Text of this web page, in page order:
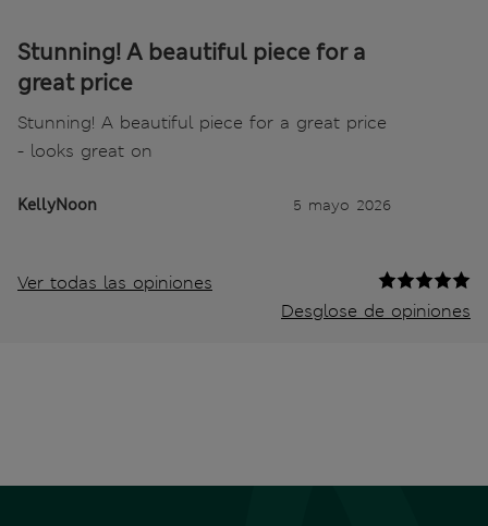
Stunning! A beautiful piece for a
great price
Stunning! A beautiful piece for a great price
- looks great on
KellyNoon 5 mayo 2026
Ver todas las opiniones
Desglose de opiniones